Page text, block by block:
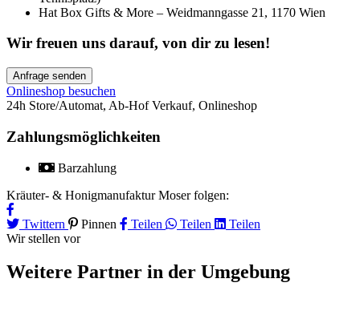
Hat Box Gifts & More – Weidmanngasse 21, 1170 Wien
Wir freuen uns darauf, von dir zu lesen!
Anfrage senden
Onlineshop besuchen
24h Store/Automat, Ab-Hof Verkauf, Onlineshop
Zahlungsmöglichkeiten
Barzahlung
Kräuter- & Honigmanufaktur Moser folgen:
Twittern Pinnen Teilen Teilen
Teilen
Wir stellen vor
Weitere Partner in der Umgebung